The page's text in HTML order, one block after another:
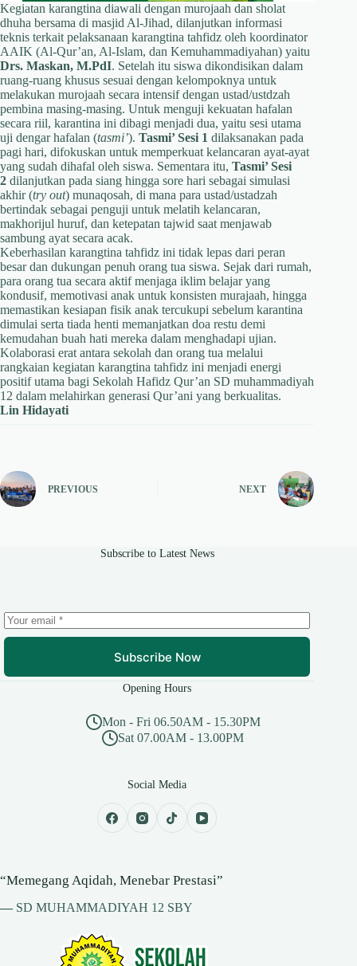
Kegiatan karangtina diawali dengan murojaah dan sholat
dhuha bersama di masjid Al-Jihad, dilanjutkan informasi
teknis terkait pelaksanaan karangtina tahfidz oleh koordinator
AAIK (Al-Qur’an, Al-Islam, dan Kemuhammadiyahan) yaitu
Drs. Maskan, M.PdI. Setelah itu siswa dikondisikan dalam
ruang-ruang khusus sesuai dengan kelompoknya untuk
melakukan murojaah secara intensif dengan ustad/ustdzah
pembina masing-masing. Untuk menguji kekuatan hafalan
secara riil, karantina ini dibagi menjadi dua, yaitu sesi utama
uji dengar hafalan (tasmi’). Tasmi’ Sesi 1 dilaksanakan pada
pagi hari, difokuskan untuk memperkuat kelancaran ayat-ayat
yang sudah dihafal oleh siswa. Sementara itu, Tasmi’ Sesi
2 dilanjutkan pada siang hingga sore hari sebagai simulasi
akhir (try out) munaqosah, di mana para ustad/ustadzah
bertindak sebagai penguji untuk melatih kelancaran,
makhorijul huruf, dan ketepatan tajwid saat menjawab
sambung ayat secara acak.
Keberhasilan karangtina tahfidz ini tidak lepas dari peran
besar dan dukungan penuh orang tua siswa. Sejak dari rumah,
para orang tua secara aktif menjaga iklim belajar yang
kondusif, memotivasi anak untuk konsisten murajaah, hingga
memastikan kesiapan fisik anak tercukupi sebelum karantina
dimulai serta tiada henti memanjatkan doa restu demi
kemudahan buah hati mereka dalam menghadapi ujian.
Kolaborasi erat antara sekolah dan orang tua melalui
rangkaian kegiatan karangtina tahfidz ini menjadi energi
positif utama bagi Sekolah Hafidz Qur’an SD muhammadiyah
12 dalam melahirkan generasi Qur’ani yang berkualitas.
Lin Hidayati
PREVIOUS NEXT
Subscribe to Latest News
Subscribe Now
Opening Hours
Mon - Fri 06.50AM - 15.30PM
Sat 07.00AM - 13.00PM
Social Media
“Memegang Aqidah, Menebar Prestasi”
— SD MUHAMMADIYAH 12 SBY